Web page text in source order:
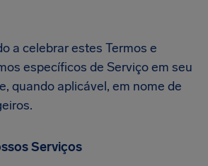
a celebrar estes Termos e
específicos de Serviço em seu
quando aplicável, em nome de
Serviços